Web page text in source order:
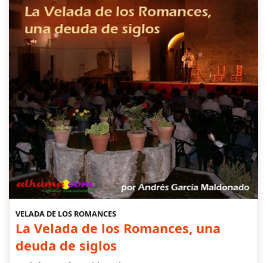
VELADA DE LOS ROMANCES
La Velada de los Romances, una
deuda de siglos